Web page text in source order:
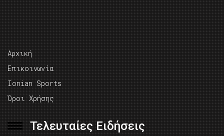
Αρχική
Επικοινωνία
Ionian Sports
Όροι Χρήσης
Τελευταίες Ειδήσεις